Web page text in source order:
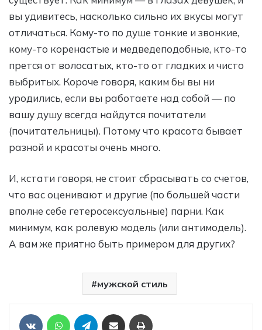
вы удивитесь, насколько сильно их вкусы могут
отличаться. Кому-то по душе тонкие и звонкие,
кому-то коренастые и медведеподобные, кто-то
прется от волосатых, кто-то от гладких и чисто
выбритых. Короче говоря, каким бы вы ни
уродились, если вы работаете над собой — по
вашу душу всегда найдутся почитатели
(почитательницы). Потому что красота бывает
разной и красоты очень много.
И, кстати говоря, не стоит сбрасывать со счетов,
что вас оценивают и другие (по большей части
вполне себе гетеросексуальные) парни. Как
минимум, как ролевую модель (или антимодель).
А вам же приятно быть примером для других?
мужской стиль